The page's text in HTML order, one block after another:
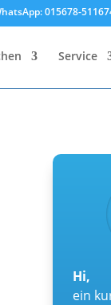
015678-
Service
Hi,
ein